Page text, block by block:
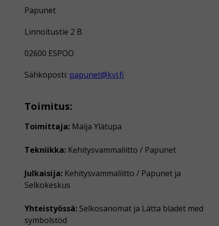
Papunet
Linnoitustie 2 B
02600 ESPOO
Sähköposti: papunet@kvl.fi
Toimitus:
Toimittaja: Maija Ylätupa
Tekniikka: Kehitysvammaliitto / Papunet
Julkaisija: Kehitysvammaliitto / Papunet ja
Selkokeskus
Yhteistyössä: Selkosanomat ja Lätta bladet med
symbolstöd